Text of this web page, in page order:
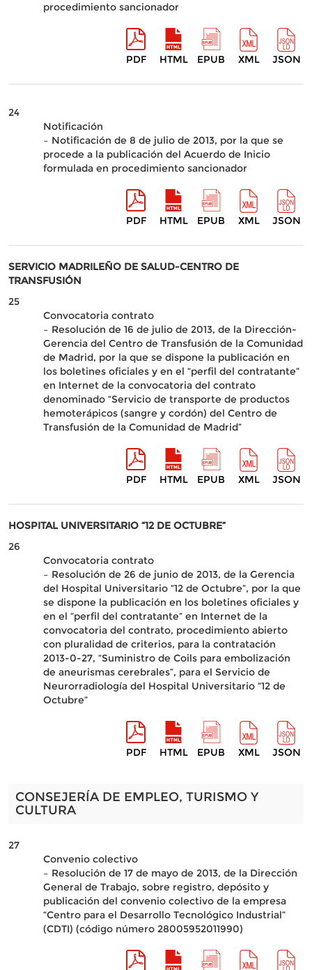
procedimiento sancionador
PDF HTML EPUB XML JSON
24
Notificación
– Notificación de 8 de julio de 2013, por la que se
procede a la publicación del Acuerdo de Inicio
formulada en procedimiento sancionador
PDF HTML EPUB XML JSON
SERVICIO MADRILEÑO DE SALUD-CENTRO DE
TRANSFUSIÓN
25
Convocatoria contrato
– Resolución de 16 de julio de 2013, de la Dirección-
Gerencia del Centro de Transfusión de la Comunidad
de Madrid, por la que se dispone la publicación en
los boletines oficiales y en el “perfil del contratante”
en Internet de la convocatoria del contrato
denominado “Servicio de transporte de productos
hemoterápicos (sangre y cordón) del Centro de
Transfusión de la Comunidad de Madrid”
PDF HTML EPUB XML JSON
HOSPITAL UNIVERSITARIO “12 DE OCTUBRE”
26
Convocatoria contrato
– Resolución de 26 de junio de 2013, de la Gerencia
del Hospital Universitario “12 de Octubre”, por la que
se dispone la publicación en los boletines oficiales y
en el “perfil del contratante” en Internet de la
convocatoria del contrato, procedimiento abierto
con pluralidad de criterios, para la contratación
2013-0-27, “Suministro de Coils para embolización
de aneurismas cerebrales”, para el Servicio de
Neurorradiología del Hospital Universitario “12 de
Octubre”
PDF HTML EPUB XML JSON
CONSEJERÍA DE EMPLEO, TURISMO Y
CULTURA
27
Convenio colectivo
– Resolución de 17 de mayo de 2013, de la Dirección
General de Trabajo, sobre registro, depósito y
publicación del convenio colectivo de la empresa
“Centro para el Desarrollo Tecnológico Industrial”
(CDTI) (código número 28005952011990)